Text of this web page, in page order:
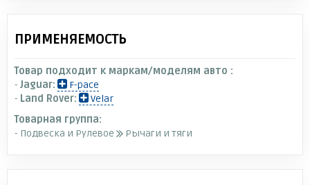
ПРИМЕНЯЕМОСТЬ
Товар подходит к маркам/моделям авто :
- Jaguar:
F-pace
- Land Rover:
Velar
Товарная группа:
- Подвеска и Рулевое
Рычаги и тяги